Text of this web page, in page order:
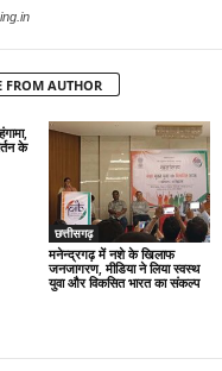
FROM AUTHOR
के
छत्तीसगढ़
मनेन्द्रगढ़ में नशे के खिलाफ
जनजागरण, मीडिया ने लिया स्वस्थ
युवा और विकसित भारत का संकल्प